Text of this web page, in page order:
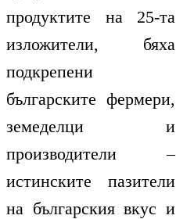
продуктите на 25-та
изложители, бяха
подкрепени
българските фермери,
земеделци и
производители –
истинските пазители
на българския вкус и